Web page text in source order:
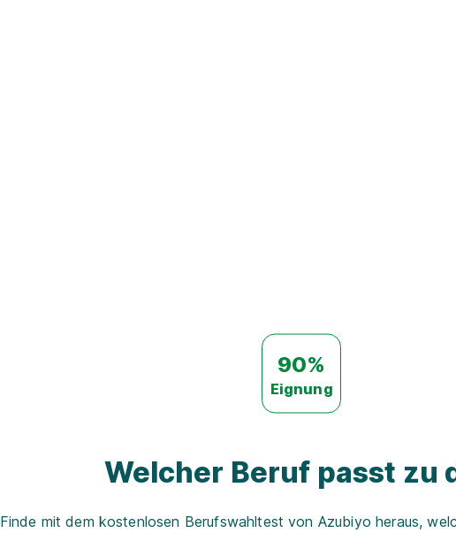
90%
Eignung
Welcher Beruf passt zu
Finde mit dem kostenlosen Berufswahltest von Azubiyo heraus,